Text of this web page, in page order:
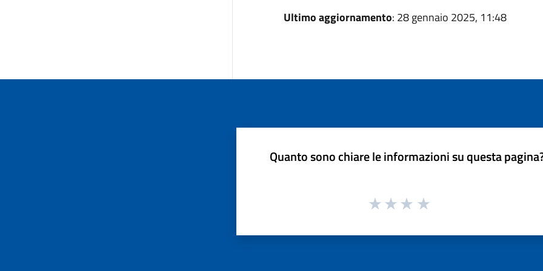
Ultimo aggiornamento: 28 gennaio 2025, 11:48
Quanto sono chiare le informazioni su questa